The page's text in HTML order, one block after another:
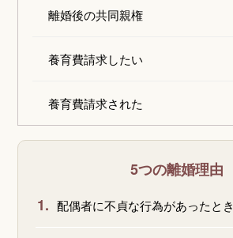
離婚後の共同親権
養育費請求したい
養育費請求された
5つの離婚理由
1. 配偶者に不貞な行為があったとき